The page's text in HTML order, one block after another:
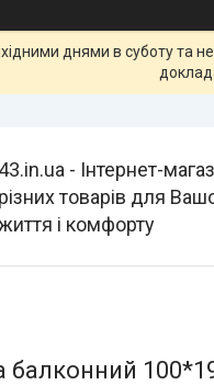
днями в суботу та
43.in.ua - Інтернет-
різних товарів для
і комфорту